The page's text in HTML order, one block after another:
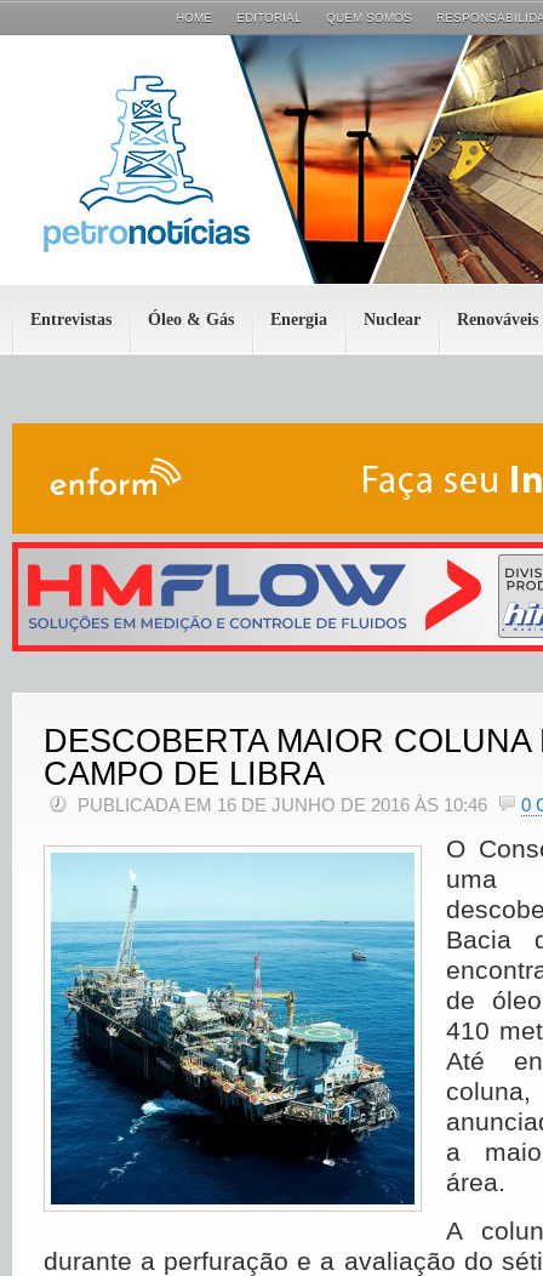
HOME EDITORIAL QUEM SOMOS
Entrevistas Óleo & Gás Energia Nuclear Renováveis
DESCOBERTA MAIOR
CAMPO DE LIBRA
PUBLICADA EM 16 DE JUNHO DE 2016 ÀS 10:46 0
O
uma
Bacia
de
410
Até
a
área.
A
durante a perfuração e a avaliação do